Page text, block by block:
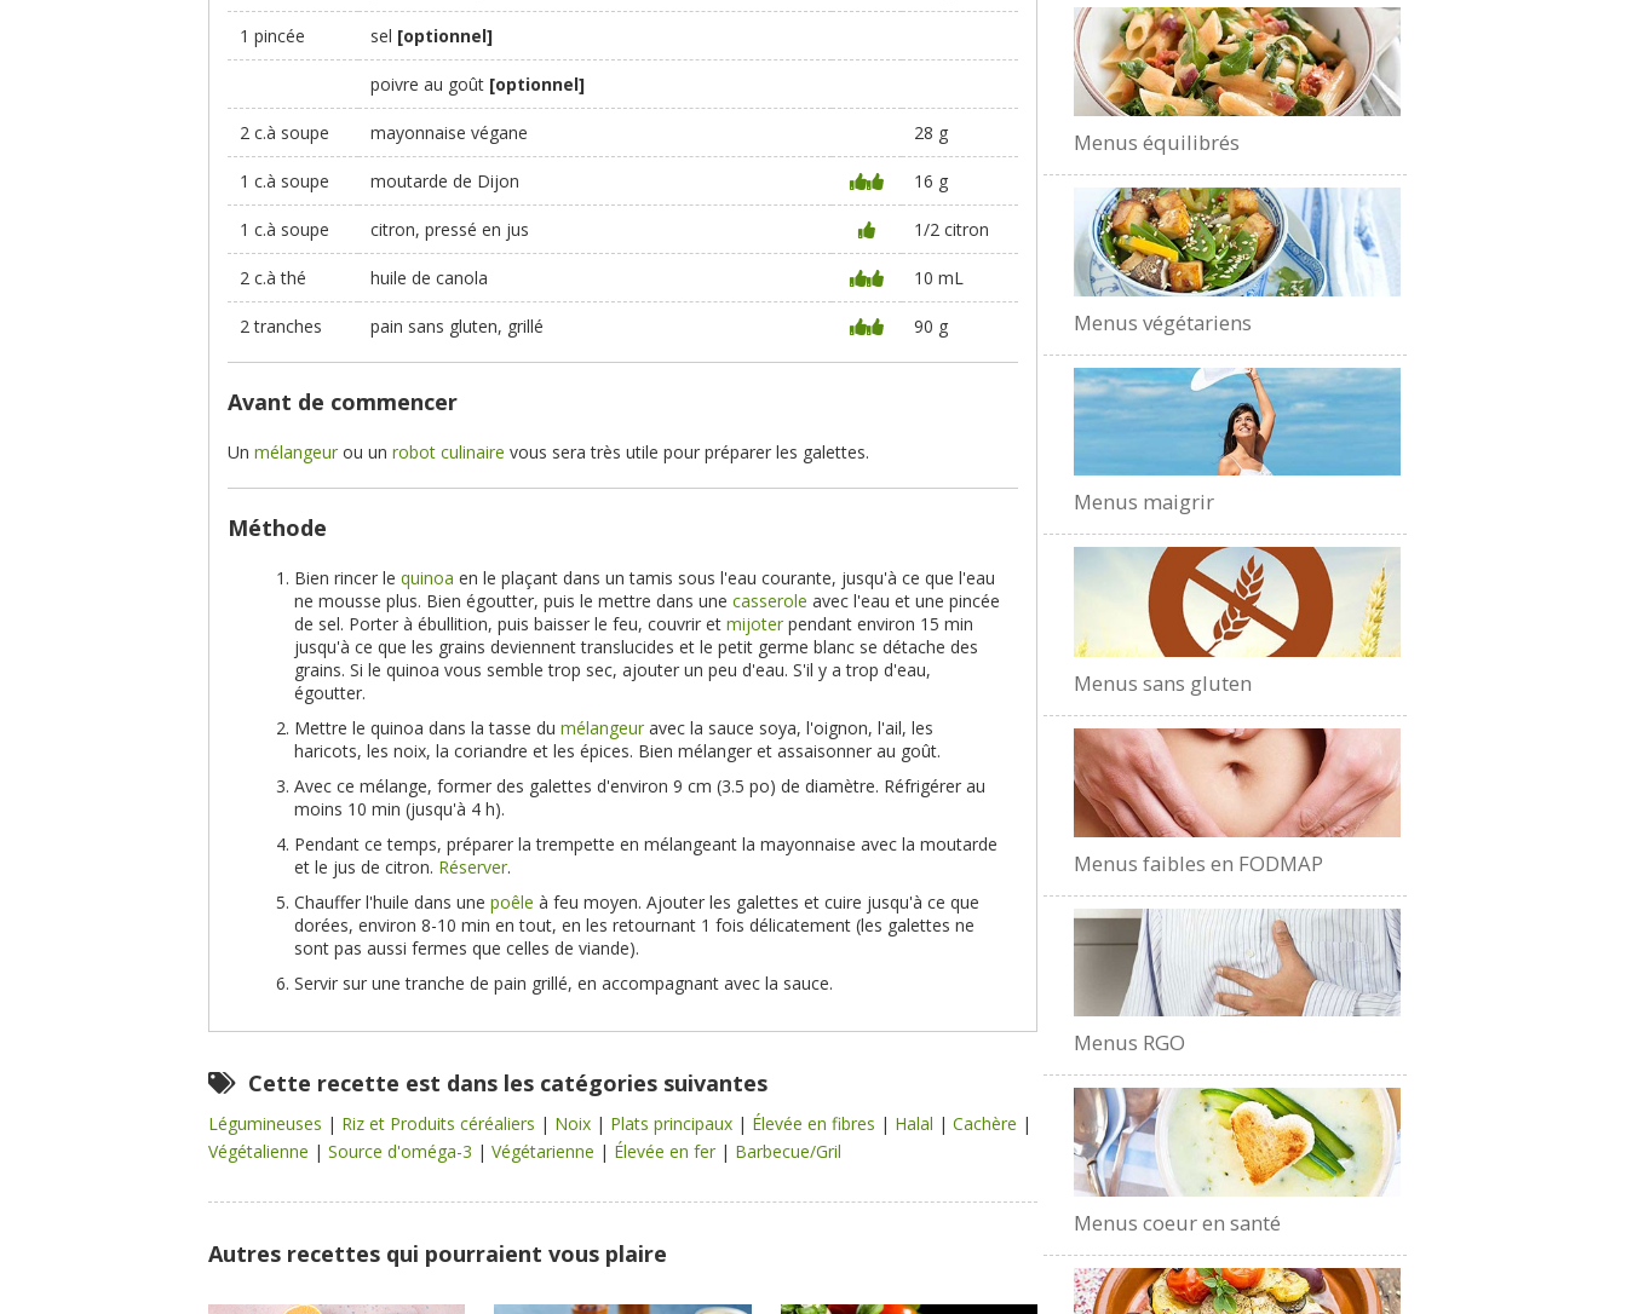
1 pincée sel [optionnel]
poivre au goût [optionnel]
2 c.à soupe mayonnaise végane 28 g
1 c.à soupe moutarde de Dijon 16 g
1 c.à soupe citron, pressé en jus 1/2 citron
2 c.à thé huile de canola 10 mL
2 tranches pain sans gluten, grillé 90 g
Avant de commencer
Un mélangeur ou un robot culinaire vous sera très utile pour préparer les galettes.
Méthode
Bien rincer le quinoa en le plaçant dans un tamis sous l'eau courante, jusqu'à ce que l'eau
ne mousse plus. Bien égoutter, puis le mettre dans une casserole avec l'eau et une pincée
de sel. Porter à ébullition, puis baisser le feu, couvrir et mijoter pendant environ 15 min
jusqu'à ce que les grains deviennent translucides et le petit germe blanc se détache des
grains. Si le quinoa vous semble trop sec, ajouter un peu d'eau. S'il y a trop d'eau,
égoutter.
Mettre le quinoa dans la tasse du mélangeur avec la sauce soya, l'oignon, l'ail, les
haricots, les noix, la coriandre et les épices. Bien mélanger et assaisonner au goût.
Avec ce mélange, former des galettes d'environ 9 cm (3.5 po) de diamètre. Réfrigérer au
moins 10 min (jusqu'à 4 h).
Pendant ce temps, préparer la trempette en mélangeant la mayonnaise avec la moutarde
et le jus de citron. Réserver.
Chauffer l'huile dans une poêle à feu moyen. Ajouter les galettes et cuire jusqu'à ce que
dorées, environ 8-10 min en tout, en les retournant 1 fois délicatement (les galettes ne
sont pas aussi fermes que celles de viande).
Servir sur une tranche de pain grillé, en accompagnant avec la sauce.
Cette recette est dans les catégories suivantes
Légumineuses | Riz et Produits céréaliers | Noix | Plats principaux | Élevée en fibres | Halal | Cachère |
Végétalienne | Source d'oméga-3 | Végétarienne | Élevée en fer | Barbecue/Gril
Autres recettes qui pourraient vous plaire
Menus équilibrés
Menus végétariens
Menus maigrir
Menus sans gluten
Menus faibles en FODMAP
Menus RGO
Menus coeur en santé